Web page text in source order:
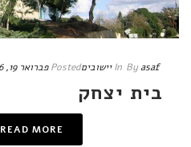
Byasaf
In יישוביםPosted פברואר 19, 2016
בית יצחק
READ MORE